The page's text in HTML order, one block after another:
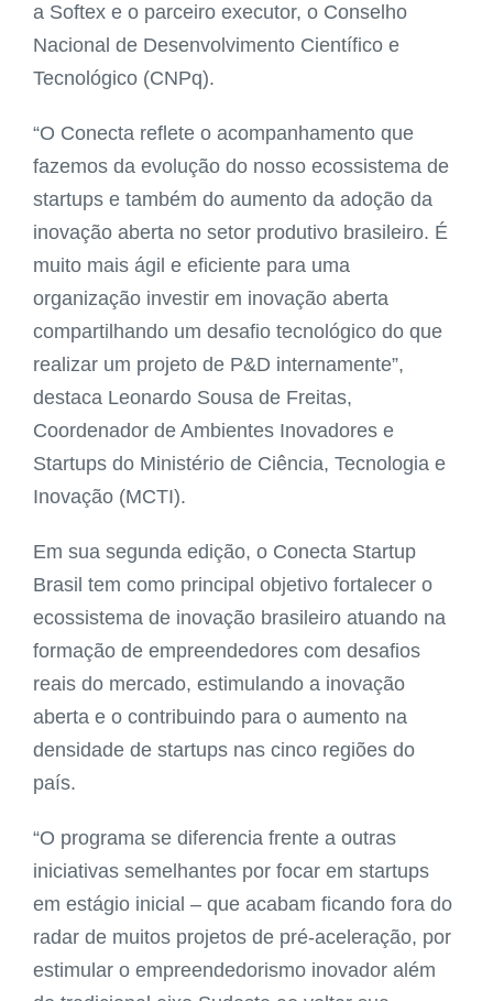
a Softex e o parceiro executor, o Conselho
Nacional de Desenvolvimento Científico e
Tecnológico (CNPq).
“O Conecta reflete o acompanhamento que
fazemos da evolução do nosso ecossistema de
startups e também do aumento da adoção da
inovação aberta no setor produtivo brasileiro. É
muito mais ágil e eficiente para uma
organização investir em inovação aberta
compartilhando um desafio tecnológico do que
realizar um projeto de P&D internamente”,
destaca Leonardo Sousa de Freitas,
Coordenador de Ambientes Inovadores e
Startups do Ministério de Ciência, Tecnologia e
Inovação (MCTI).
Em sua segunda edição, o Conecta Startup
Brasil tem como principal objetivo fortalecer o
ecossistema de inovação brasileiro atuando na
formação de empreendedores com desafios
reais do mercado, estimulando a inovação
aberta e o contribuindo para o aumento na
densidade de startups nas cinco regiões do
país.
“O programa se diferencia frente a outras
iniciativas semelhantes por focar em startups
em estágio inicial – que acabam ficando fora do
radar de muitos projetos de pré-aceleração, por
estimular o empreendedorismo inovador além